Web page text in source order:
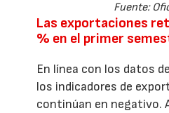
Fuente:
Las exportaciones
% en el primer
En línea con los datos
los indicadores de
continúan en negativo.